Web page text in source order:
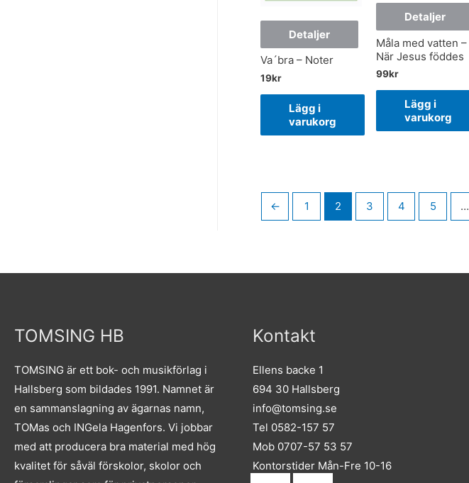
Detaljer
Va´bra – Noter
19kr
Lägg i
varukorg
Detaljer
Måla med vatten –
När Jesus föddes
99kr
Lägg i
varukorg
← 1 2 3 4 5 …
TOMSING HB
TOMSING är ett bok- och musikförlag i
Hallsberg som bildades 1991. Namnet är
en sammanslagning av ägarnas namn,
TOMas och INGela Hagenfors. Vi jobbar
med att producera bra material med hög
kvalitet för såväl förskolor, skolor och
Kontakt
Ellens backe 1
694 30 Hallsberg
info@tomsing.se
Tel 0582-157 57
Mob 0707-57 53 57
Kontorstider Mån-Fre 10-16